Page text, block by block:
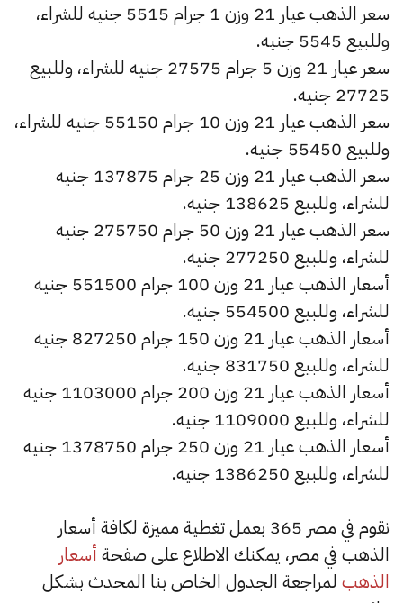
سعر الذهب عيار 21 وزن 1 جرام 5515 جنيه للشراء،
وللبيع 5545 جنيه.
سعر عيار 21 وزن 5 جرام 27575 جنيه للشراء، وللبيع
27725 جنيه.
سعر الذهب عيار 21 وزن 10 جرام 55150 جنيه للشراء،
وللبيع 55450 جنيه.
سعر الذهب عيار 21 وزن 25 جرام 137875 جنيه
للشراء، وللبيع 138625 جنيه.
سعر الذهب عيار 21 وزن 50 جرام 275750 جنيه
للشراء، وللبيع 277250 جنيه.
أسعار الذهب عيار 21 وزن 100 جرام 551500 جنيه
للشراء، وللبيع 554500 جنيه.
أسعار الذهب عيار 21 وزن 150 جرام 827250 جنيه
للشراء، وللبيع 831750 جنيه.
أسعار الذهب عيار 21 وزن 200 جرام 1103000 جنيه
للشراء، وللبيع 1109000 جنيه.
أسعار الذهب عيار 21 وزن 250 جرام 1378750 جنيه
للشراء، وللبيع 1386250 جنيه.
نقوم في مصر 365 بعمل تغطية مميزة لكافة أسعار
الذهب في مصر، يمكنك الاطلاع على صفحة أسعار
الذهب لمراجعة الجدول الخاص بنا المحدث بشكل